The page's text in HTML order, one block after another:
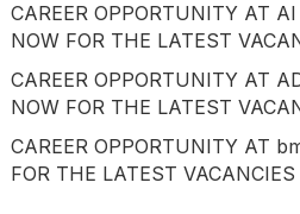
CAREER OPPORTUNITY AT
NOW FOR THE LATEST
CAREER OPPORTUNITY AT
NOW FOR THE LATEST
CAREER OPPORTUNITY AT
FOR THE LATEST VACANCIES